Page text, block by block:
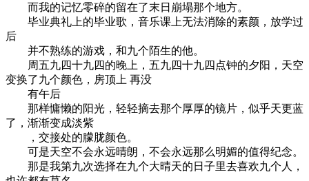
而我的记忆零碎的留在了末日崩塌那个地方。
毕业典礼上的毕业歌，音乐课上无法消除的素颜，放学过
后
并不熟练的游戏，和九个陌生的他。
周五九四十九四的晚上，五九四十九四点钟的夕阳，天空
变换了九个颜色，房顶上 再没
有午后
那样慵懒的阳光，轻轻摘去那个厚厚的镜片，似乎天更蓝
了，渐渐变成淡紫
，交接处的朦胧颜色。
可是天空不会永远晴朗，不会永远那么明媚的值得纪念。
那是我第九次选择在九个大晴天的日子里去喜欢九个人，